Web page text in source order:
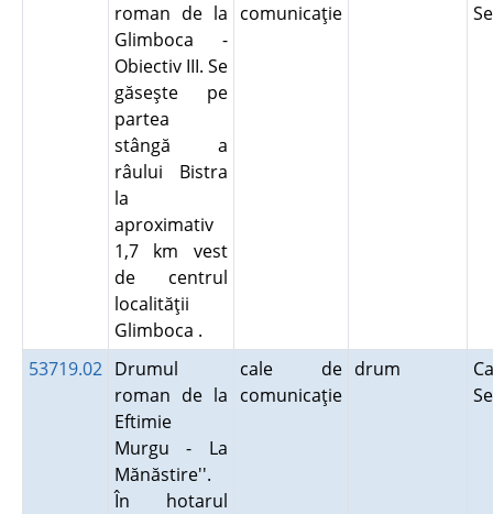
roman de la
Glimboca -
Obiectiv III. Se
găseşte pe
partea
stângă a
râului Bistra
la
aproximativ
1,7 km vest
de centrul
localităţii
Glimboca .
comunicaţie
53719.02 Drumul
roman de la
Eftimie
Murgu - La
Mănăstire''.
În hotarul
cale de
comunicaţie
drum